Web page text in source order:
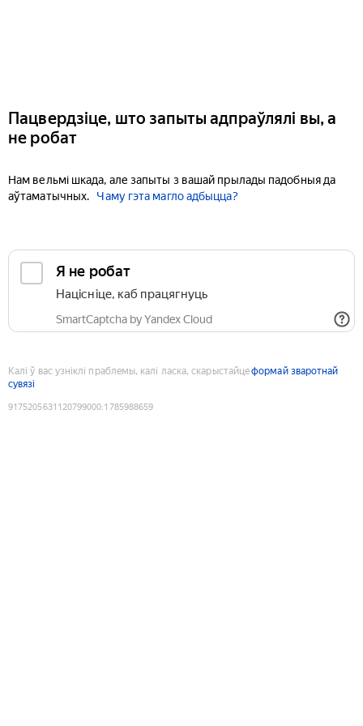
Пацвердзіце, што запыты адпраўлялі вы, а
не робат
Нам вельмі шкада, але запыты з вашай прылады падобныя да
аўтаматычных.
Чаму гэта магло адбыцца?
Я не робат
Націсніце, каб працягнуць
SmartCaptcha by Yandex Cloud
Калі ў вас узніклі праблемы, калі ласка, скарыстайцеформай зваротнай
сувязі
9175205631120799000:1785988659